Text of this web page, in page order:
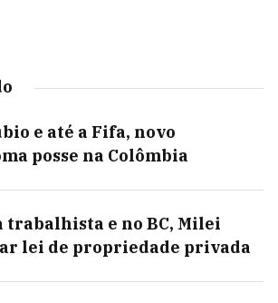
e até a Fifa, novo
posse na Colômbia
trabalhista e no BC, Milei
lei de propriedade privada